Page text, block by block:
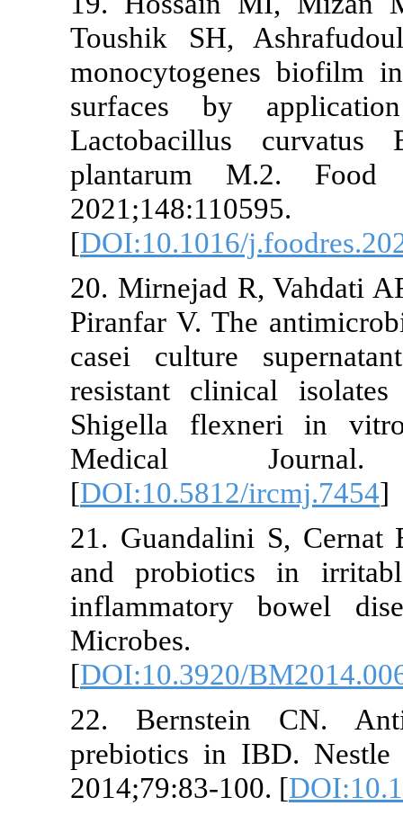
Toushik
surfaces
plantarum
[
20. Mirnejad
Piranfar V.
casei
resistant
Shigella
Medical
[
21.
and
[
22.
prebiotics
2014;79:83-